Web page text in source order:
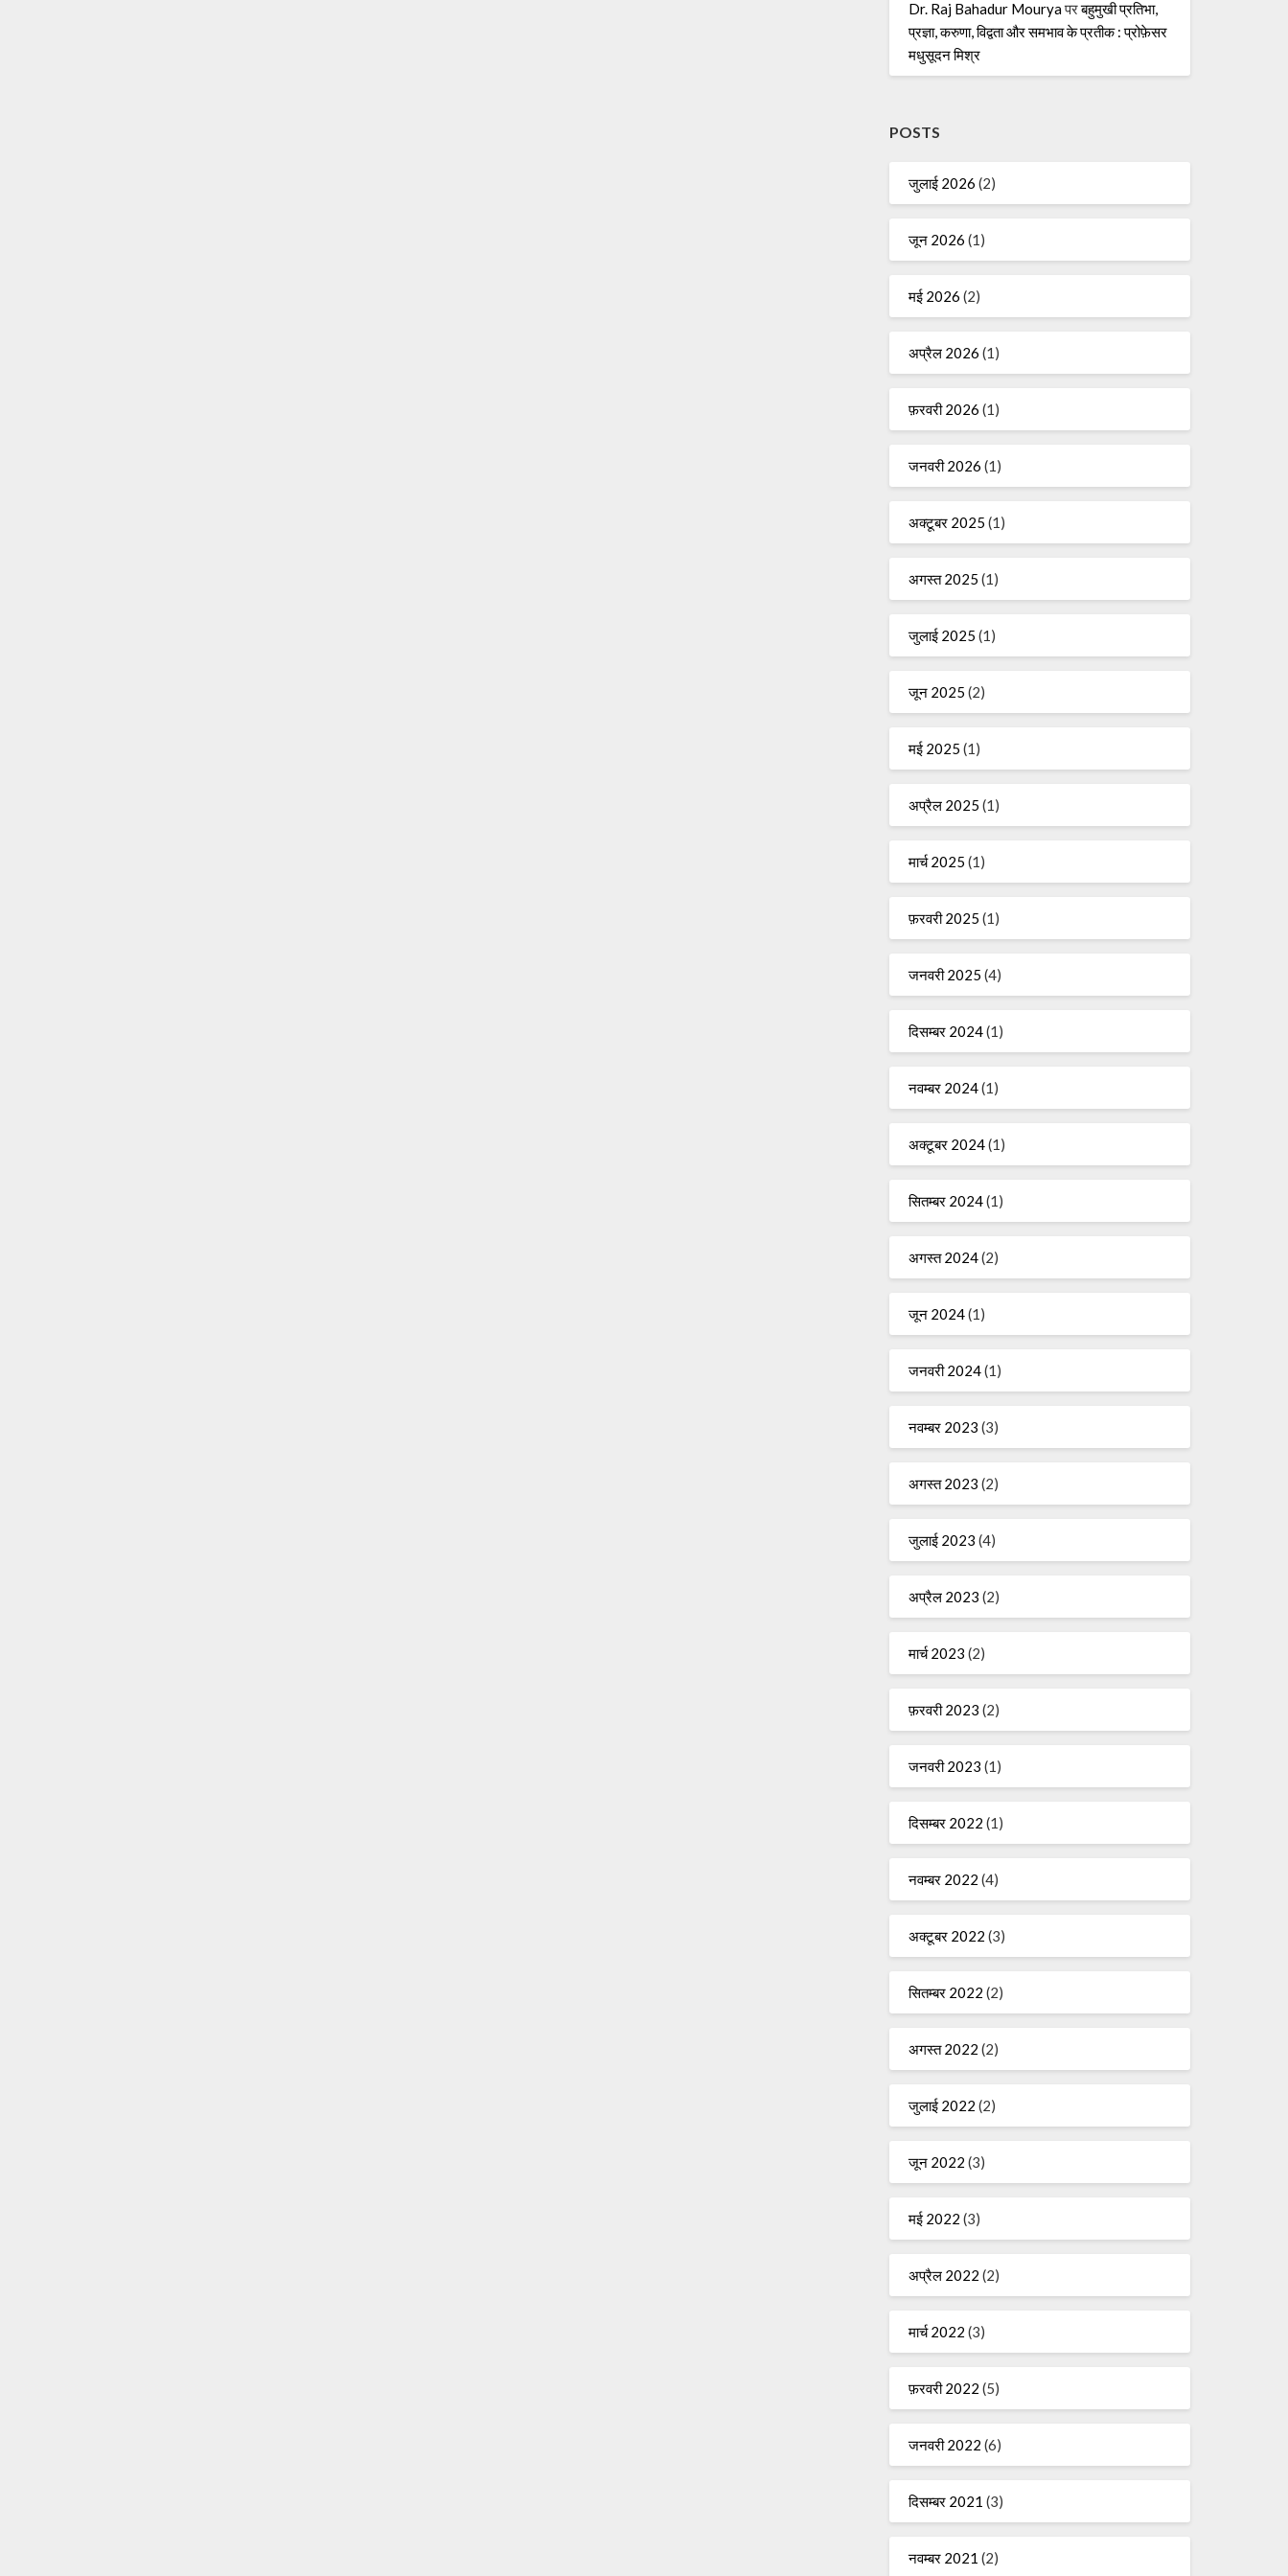
Dr. Raj Bahadur Mouryaपरबहुमुखी प्रतिभा,
प्रज्ञा, करुणा, विद्वता और समभाव के प्रतीक : प्रोफ़ेसर
मधुसूदन मिश्र
POSTS
जुलाई 2026 (2)
जून 2026 (1)
मई 2026 (2)
अप्रैल 2026 (1)
फ़रवरी 2026 (1)
जनवरी 2026 (1)
अक्टूबर 2025 (1)
अगस्त 2025 (1)
जुलाई 2025 (1)
जून 2025 (2)
मई 2025 (1)
अप्रैल 2025 (1)
मार्च 2025 (1)
फ़रवरी 2025 (1)
जनवरी 2025 (4)
दिसम्बर 2024(1)
नवम्बर 2024(1)
अक्टूबर 2024(1)
सितम्बर 2024(1)
अगस्त 2024(2)
जून 2024(1)
जनवरी 2024(1)
नवम्बर 2023 (3)
अगस्त 2023 (2)
जुलाई 2023 (4)
अप्रैल 2023 (2)
मार्च 2023 (2)
फ़रवरी 2023 (2)
जनवरी 2023 (1)
दिसम्बर 2022 (1)
नवम्बर 2022 (4)
अक्टूबर 2022 (3)
सितम्बर 2022 (2)
अगस्त 2022 (2)
जुलाई 2022 (2)
जून 2022 (3)
मई 2022 (3)
अप्रैल 2022 (2)
मार्च 2022 (3)
फ़रवरी 2022 (5)
जनवरी 2022 (6)
दिसम्बर 2021 (3)
नवम्बर 2021 (2)